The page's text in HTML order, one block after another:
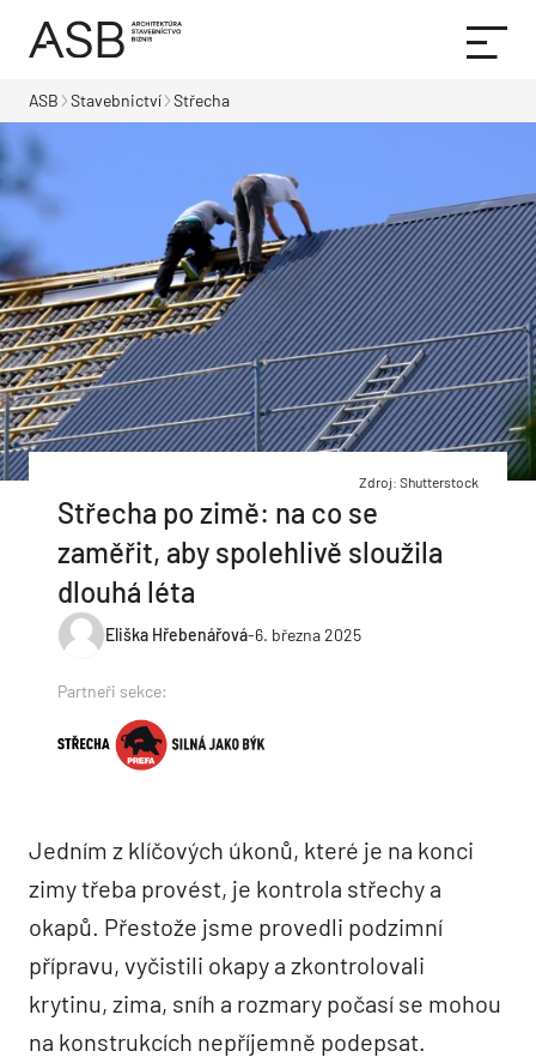
ASB Stavebnictví Střecha
Zdroj: Shutterstock
Střecha po zimě: na co se
zaměřit, aby spolehlivě sloužila
dlouhá léta
Eliška Hřebenářová-6. března 2025
Partneři sekce:
Jedním z klíčových úkonů, které je na konci
zimy třeba provést, je kontrola střechy a
okapů. Přestože jsme provedli podzimní
přípravu, vyčistili okapy a zkontrolovali
krytinu, zima, sníh a rozmary počasí se mohou
na konstrukcích nepříjemně podepsat.